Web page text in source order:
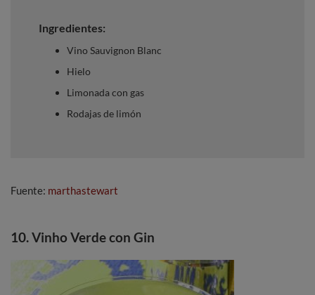
Ingredientes:
Vino Sauvignon Blanc
Hielo
Limonada con gas
Rodajas de limón
Fuente: marthastewart
10. Vinho Verde con Gin